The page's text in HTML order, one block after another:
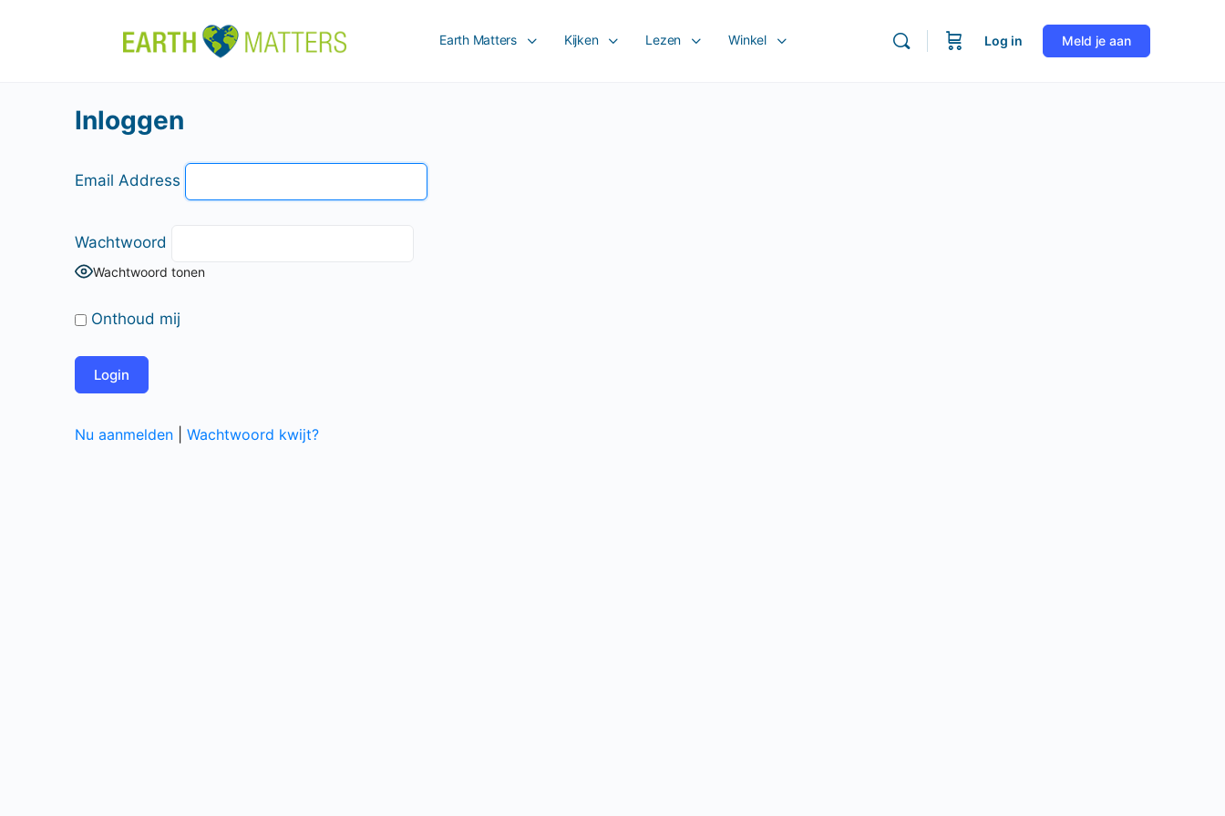
Earth Matters Kijken Lezen Winkel Log in Meld je aan
Inloggen
Email Address
Wachtwoord
Wachtwoord tonen
Onthoud mij
Nu aanmelden Wachtwoord kwijt?